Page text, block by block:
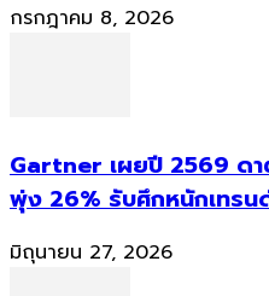
กรกฎาคม 8, 2026
Gartner เผยปี 2569 ดา
พุ่ง 26% รับศึกหนักเทรน
มิถุนายน 27, 2026